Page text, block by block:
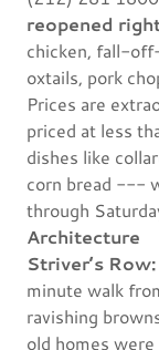
reopened
chicken, fall-
oxtails, pork
Prices are
priced at less
dishes like
corn bread ---
through
Architecture
Striver’s Row:
minute walk
ravishing
old homes